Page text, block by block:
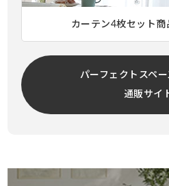
カーテン4枚セット商
パーフェクトスペ
通販サイ